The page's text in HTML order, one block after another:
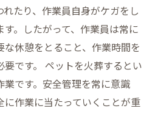
たり、作業員自身がケガをし
。したがって、作業員は常に
休憩をとること、作業時間を
です。 ペットを火葬するとい
業です。安全管理を常に意識
に作業に当たっていくことが重